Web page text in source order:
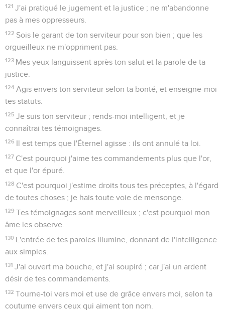
121 J'ai pratiqué le jugement et la justice ; ne m'abandonne
pas à mes oppresseurs.
122 Sois le garant de ton serviteur pour son bien ; que les
orgueilleux ne m'oppriment pas.
123 Mes yeux languissent après ton salut et la parole de ta
justice.
124 Agis envers ton serviteur selon ta bonté, et enseigne-moi
tes statuts.
125 Je suis ton serviteur ; rends-moi intelligent, et je
connaîtrai tes témoignages.
126 Il est temps que l'Éternel agisse : ils ont annulé ta loi.
127 C'est pourquoi j'aime tes commandements plus que l'or,
et que l'or épuré.
128 C'est pourquoi j'estime droits tous tes préceptes, à l'égard
de toutes choses ; je hais toute voie de mensonge.
129 Tes témoignages sont merveilleux ; c'est pourquoi mon
âme les observe.
130 L'entrée de tes paroles illumine, donnant de l'intelligence
aux simples.
131 J'ai ouvert ma bouche, et j'ai soupiré ; car j'ai un ardent
désir de tes commandements.
132 Tourne-toi vers moi et use de grâce envers moi, selon ta
coutume envers ceux qui aiment ton nom.